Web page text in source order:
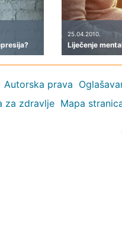
25.04.2010.
Liječenje
Autorska prava
za zdravlje Mapa